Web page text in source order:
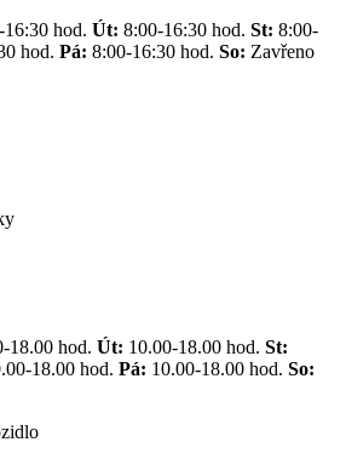
16:30 hod. Út: 8:00-16:30 hod. St: 8:00-
hod. Pá: 8:00-16:30 hod. So: Zavřeno
18.00 hod. Út: 10.00-18.00 hod. St:
18.00 hod. Pá: 10.00-18.00 hod. So: